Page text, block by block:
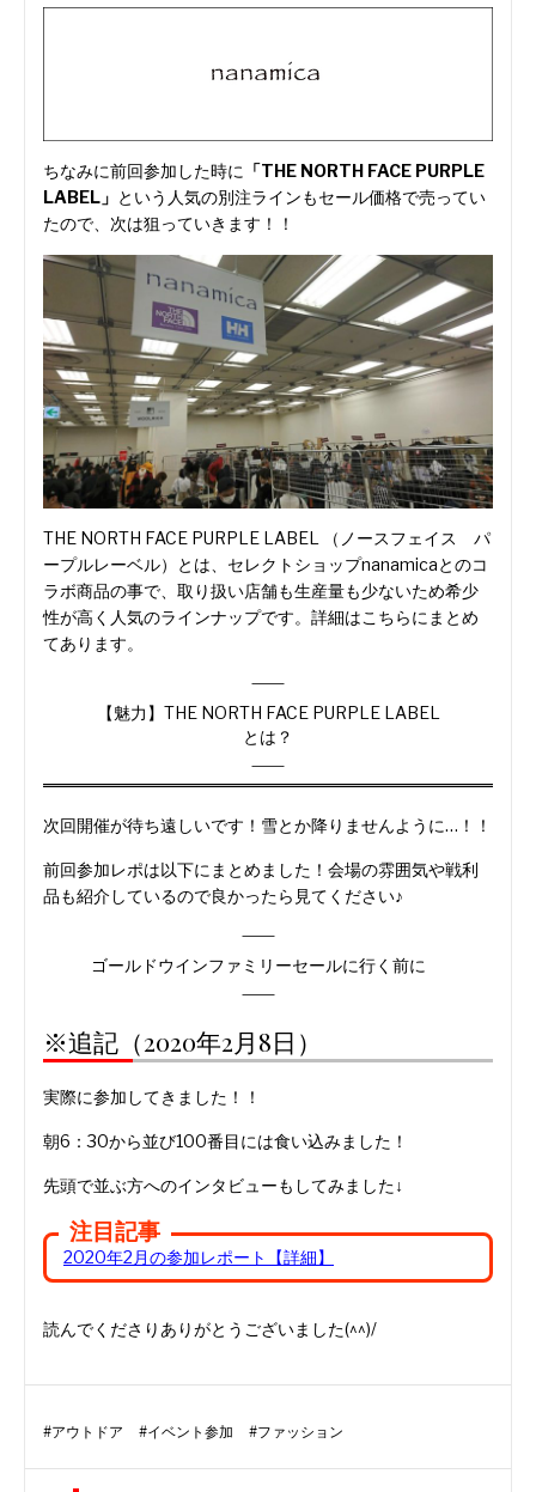
ちなみに前回参加した時に 「THE NORTH FACE PURPLE
LABEL」 という人気の別注ラインもセール価格で売ってい
たので、次は狙っていきます！！
THE NORTH FACE PURPLE LABEL （ノースフェイス パ
ープルレーベル）とは、セレクトショップnanamicaとのコ
ラボ商品の事で、取り扱い店舗も生産量も少ないため希少
性が高く人気のラインナップです。詳細はこちらにまとめ
てあります。
【魅力】THE NORTH FACE PURPLE LABEL
とは？
次回開催が待ち遠しいです！雪とか降りませんように…！！
前回参加レポは以下にまとめました！会場の雰囲気や戦利
品も紹介しているので良かったら見てください♪
ゴールドウインファミリーセールに行く前に
※追記（2020年2月8日）
実際に参加してきました！！
朝6：30から並び100番目には食い込みました！
先頭で並ぶ方へのインタビューもしてみました↓
注目記事
2020年2月の参加レポート【詳細】
読んでくださりありがとうございました(^^)/
#アウトドア #イベント参加 #ファッション